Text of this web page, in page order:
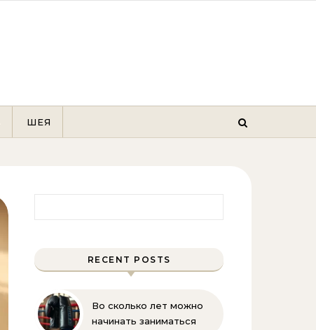
ШЕЯ
RECENT POSTS
Во сколько лет можно
начинать заниматься